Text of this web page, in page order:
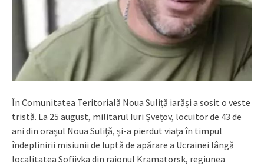
În Comunitatea Teritorială Noua Suliță iarăși a sosit o veste
tristă. La 25 august, militarul Iuri Șvețov, locuitor de 43 de
ani din orașul Noua Suliță, și-a pierdut viața în timpul
îndeplinirii misiunii de luptă de apărare a Ucrainei lângă
localitatea Sofiivka din raionul Kramatorsk, regiunea